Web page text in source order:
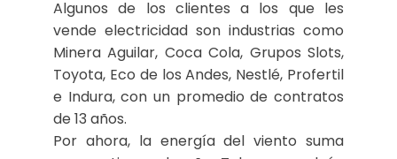
Algunos de los clientes a los que les
vende electricidad son industrias como
Minera Aguilar, Coca Cola, Grupos Slots,
Toyota, Eco de los Andes, Nestlé, Profertil
e Indura, con un promedio de contratos
de 13 años.
Por ahora, la energía del viento suma